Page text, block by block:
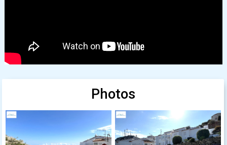
Photos